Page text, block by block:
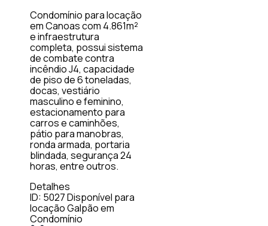
Condomínio para locação
em Canoas com 4.861m²
e infraestrutura
completa, possui sistema
de combate contra
incêndio J4, capacidade
de piso de 6 toneladas,
docas, vestiário
masculino e feminino,
estacionamento para
carros e caminhões,
pátio para manobras,
ronda armada, portaria
blindada, segurança 24
horas, entre outros.
Detalhes
ID: 5027Disponível para
locaçãoGalpão em
Condomínio